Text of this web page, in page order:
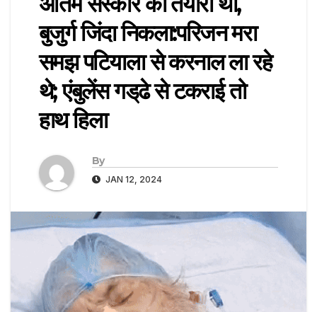
बुजुर्ग जिंदा निकला:परिजन मरा
समझ पटियाला से करनाल ला रहे
थे; एंबुलेंस गड्‌ढे से टकराई तो
हाथ हिला
By
JAN 12, 2024